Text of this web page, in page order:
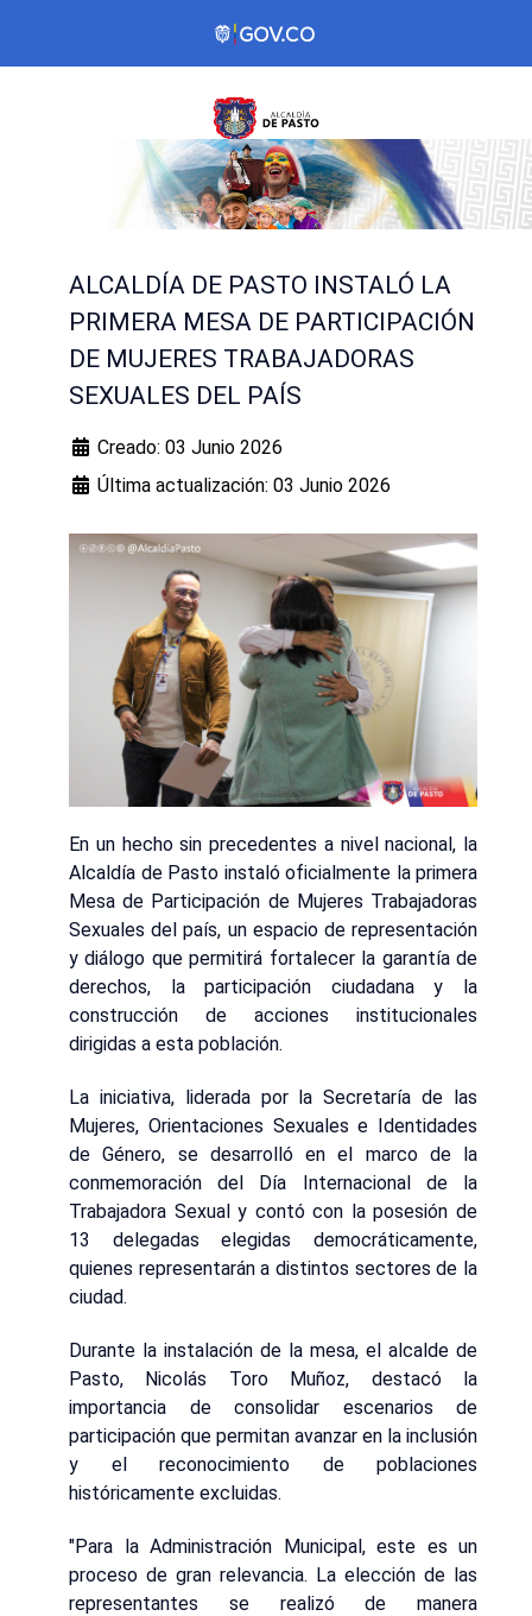
ALCALDÍA DE PASTO INSTALÓ LA
PRIMERA MESA DE PARTICIPACIÓN
DE MUJERES TRABAJADORAS
SEXUALES DEL PAÍS
Creado: 03 Junio 2026
Última actualización: 03 Junio 2026
En un hecho sin precedentes a nivel nacional, la
Alcaldía de Pasto instaló oficialmente la primera
Mesa de Participación de Mujeres Trabajadoras
Sexuales del país, un espacio de representación
y diálogo que permitirá fortalecer la garantía de
derechos, la participación ciudadana y la
construcción de acciones institucionales
dirigidas a esta población.
La iniciativa, liderada por la Secretaría de las
Mujeres, Orientaciones Sexuales e Identidades
de Género, se desarrolló en el marco de la
conmemoración del Día Internacional de la
Trabajadora Sexual y contó con la posesión de
13 delegadas elegidas democráticamente,
quienes representarán a distintos sectores de la
ciudad.
Durante la instalación de la mesa, el alcalde de
Pasto, Nicolás Toro Muñoz, destacó la
importancia de consolidar escenarios de
participación que permitan avanzar en la inclusión
y el reconocimiento de poblaciones
históricamente excluidas.
"Para la Administración Municipal, este es un
proceso de gran relevancia. La elección de las
representantes se realizó de manera